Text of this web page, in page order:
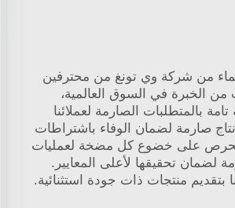
من شركة وي تونغ من محترفين
من الخبرة في السوق العالمية،
بالمتطلبات الصارمة لعملائنا
صارمة لضمان الوفاء باشتراطات
ونحرص على خضوع كل مضخة لعمليات
لضمان تحقيقها لأعلى المعايير.
بتقديم منتجات ذات جودة استثنائية.